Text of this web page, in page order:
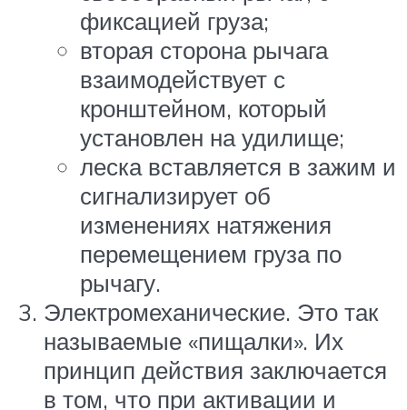
фиксацией груза;
вторая сторона рычага
взаимодействует с
кронштейном, который
установлен на удилище;
леска вставляется в зажим и
сигнализирует об
изменениях натяжения
перемещением груза по
рычагу.
Электромеханические. Это так
называемые «пищалки». Их
принцип действия заключается
в том, что при активации и